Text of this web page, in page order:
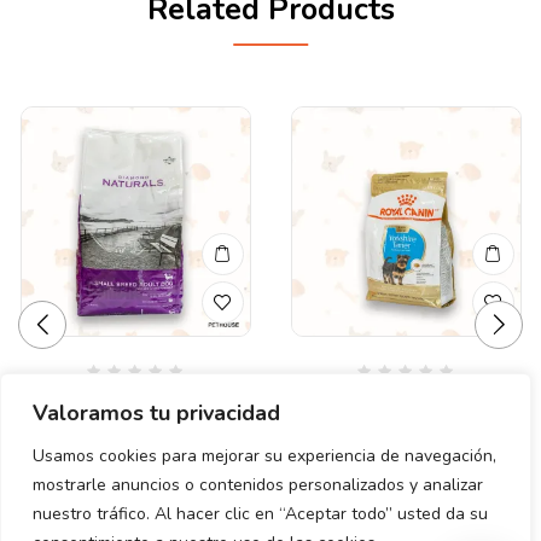
Valoramos tu privacidad
Usamos cookies para mejorar su experiencia de navegación,
mostrarle anuncios o contenidos personalizados y analizar
nuestro tráfico. Al hacer clic en “Aceptar todo” usted da su
Related Products
en
5
DIAMOND ADULTO
SMALL BREED CHIKEN
RICE NATURALS 6 LB
(2.72 KG)
$650.00
5
KG.
$520.00